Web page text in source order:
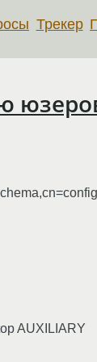
Трекер
AUXILIARY